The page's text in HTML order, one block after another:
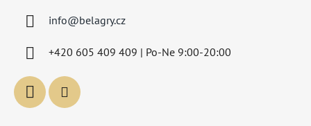
info@belagry.cz
+420 605 409 409 | Po-Ne 9:00-20:00